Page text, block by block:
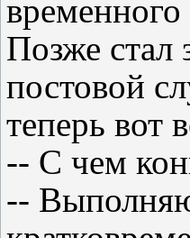
Позже стал
постовой
теперь вот
-- С чем
--